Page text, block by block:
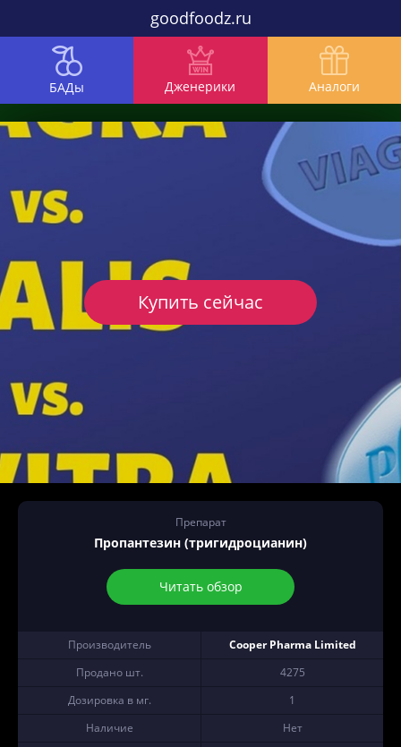
goodfoodz.ru
БАДы Дженерики Аналоги
Препарат
Пропантезин (тригидроцианин)
Читать обзор
Производитель
Cooper Pharma Limited
Продано шт.
4275
Дозировка в мг.
1
Наличие
Нет
Купить сейчас